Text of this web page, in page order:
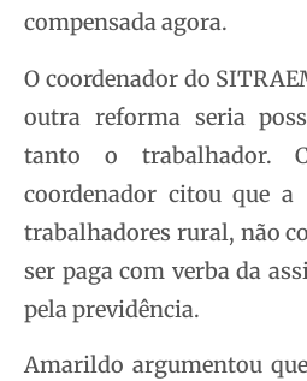
compensada agora.
O coordenador do
outra reforma seria
tanto o trabalhador.
coordenador citou que
trabalhadores rural, não
ser paga com verba da
pela previdência.
Amarildo argumentou